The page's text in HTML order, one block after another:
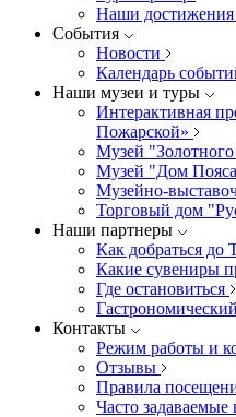
Наши достижения
События
Новости
Календарь
Наши музеи и туры
Интерактивная
Пожарской»
Музей
Музей "Дом
Музейно-
Торговый дом
Наши партнеры
Как добраться до
Какие сувениры
Где остановиться
Контакты
Режим работы и
Отзывы
Правила
Часто задаваемые